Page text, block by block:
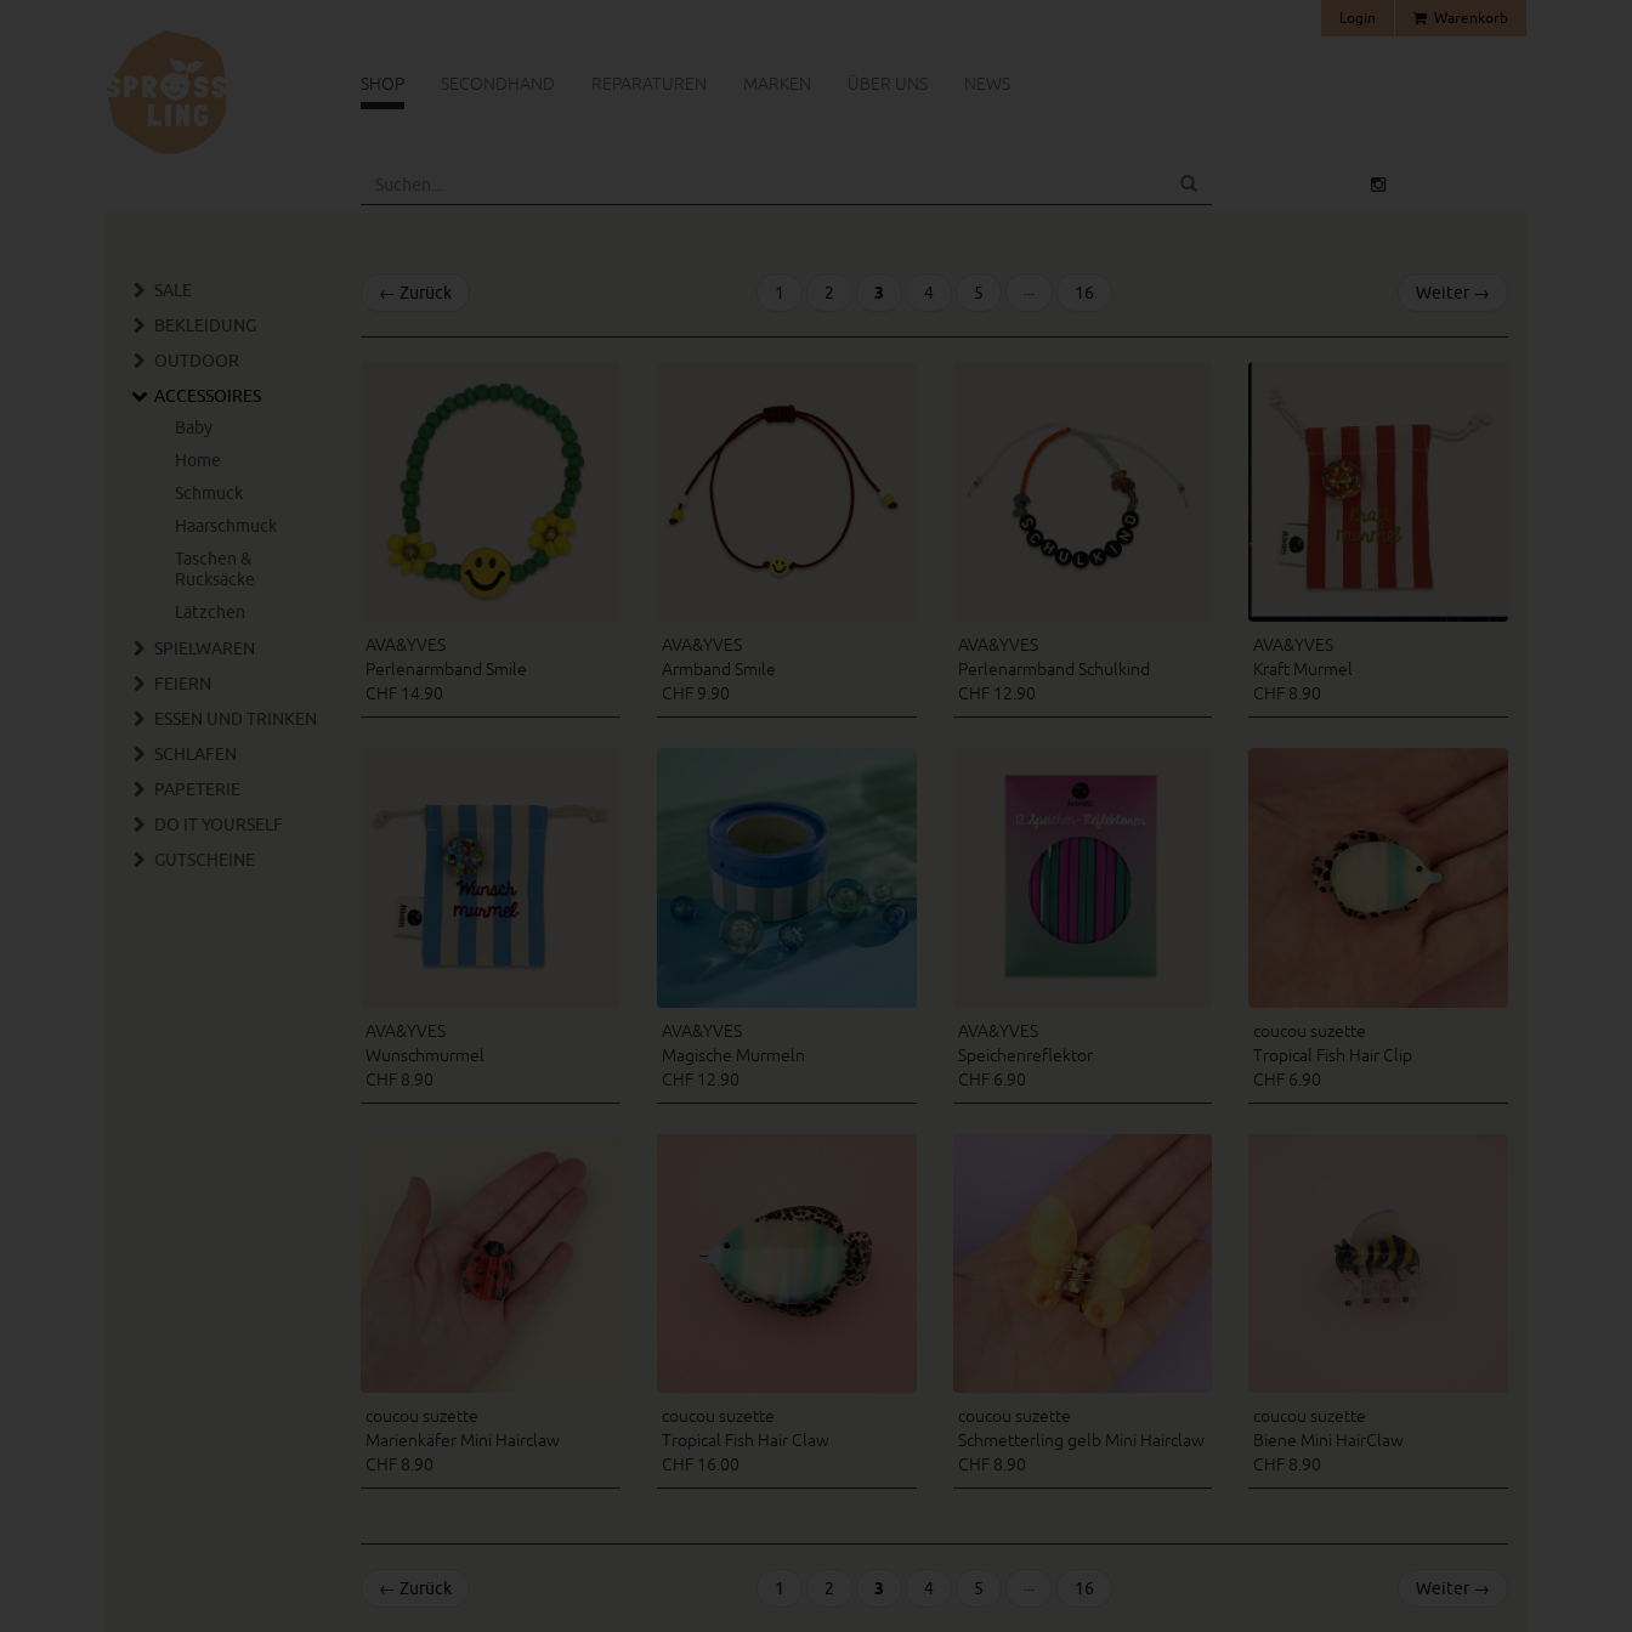
Login Warenkorb
SHOP SECONDHAND REPARATUREN MARKEN ÜBER UNS NEWS
SALE
BEKLEIDUNG
OUTDOOR
ACCESSOIRES
Baby
Home
Schmuck
Haarschmuck
Taschen &
Rucksäcke
Lätzchen
SPIELWAREN
FEIERN
ESSEN UND TRINKEN
SCHLAFEN
PAPETERIE
DO IT YOURSELF
GUTSCHEINE
← Zurück 1 2 3 4 5 ··· 16 Weiter →
AVA&YVES
Perlenarmband Smile
CHF 14.90
AVA&YVES
Armband Smile
CHF 9.90
AVA&YVES
Perlenarmband Schulkind
CHF 12.90
AVA&YVES
Kraft Murmel
CHF 8.90
AVA&YVES
Wunschmurmel
CHF 8.90
AVA&YVES
Magische Murmeln
CHF 12.90
AVA&YVES
Speichenreflektor
CHF 6.90
coucou suzette
Tropical Fish Hair Clip
CHF 6.90
coucou suzette
Marienkäfer Mini Hairclaw
CHF 8.90
coucou suzette
Tropical Fish Hair Claw
CHF 16.00
coucou suzette
Schmetterling gelb Mini Hairclaw
CHF 8.90
coucou suzette
Biene Mini HairClaw
CHF 8.90
← Zurück 1 2 3 4 5 ··· 16 Weiter →